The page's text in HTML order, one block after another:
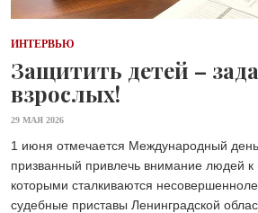
ИНТЕРВЬЮ
Защитить детей –
взрослых!
29 МАЯ 2026
1 июня отмечается Международный
призванный привлечь внимание людей
которыми сталкиваются
судебные приставы Ленинградской